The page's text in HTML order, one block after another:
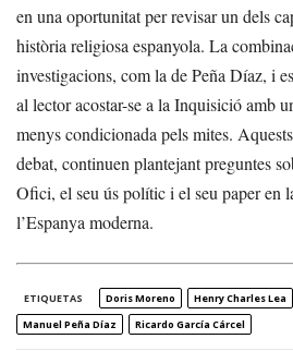
en una oportunitat per revisar un dels
història religiosa espanyola. La
investigacions, com la de Peña Díaz, i
al lector acostar-se a la Inquisició amb
menys condicionada pels mites.
debat, continuen plantejant preguntes
Ofici, el seu ús polític i el seu paper en
l’Espanya moderna.
ETIQUETAS Doris Moreno Henry Charles Lea
Manuel Peña Díaz
Ricardo García Cárcel